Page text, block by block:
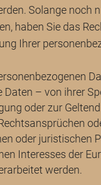
Solange noch
haben Sie das
Ihrer
– von ihrer
oder zur
oder juristischen
Interesses der
werden.